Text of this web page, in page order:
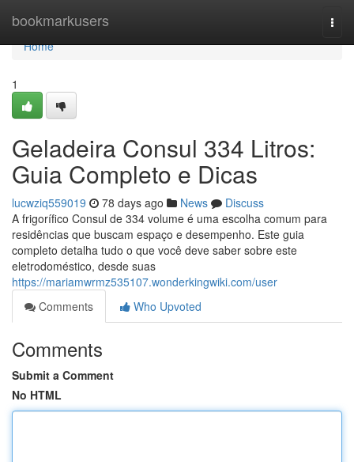
bookmarkusers
Home
Home
1
Geladeira Consul 334 Litros:
Guia Completo e Dicas
lucwziq559019 78 days ago News
Discuss
A frigorífico Consul de 334 volume é uma escolha comum para
residências que buscam espaço e desempenho. Este guia
completo detalha tudo o que você deve saber sobre este
eletrodoméstico, desde suas
https://mariamwrmz535107.wonderkingwiki.com/user
Comments
Who Upvoted
Comments
Submit a Comment
No HTML